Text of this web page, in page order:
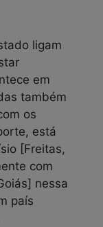
ligam
em
também
os
está
[Freitas,
com
nessa
país